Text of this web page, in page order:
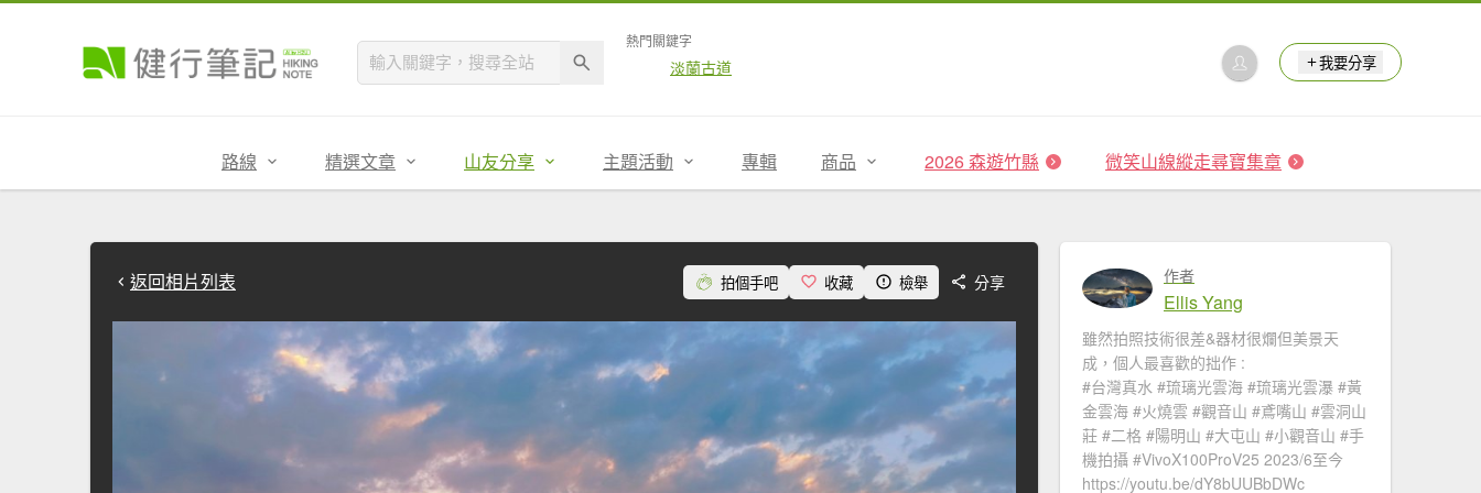
熱門關鍵字
淡蘭古道 我要分享
路線 精選文章 山友分享 主題活動 專輯 商品 2026 森遊竹縣 微笑山線縱走尋寶集章
返回相片列表 拍個手吧 收藏 檢舉 分享 作者
Ellis Yang
雖然拍照技術很差&器材很爛但美景天
成，個人最喜歡的拙作 :
#台灣真水 #琉璃光雲海​ #琉璃光雲瀑​​ #黃
金雲海 #火燒雲​ #觀音山​ #鳶嘴山 #雲洞山
莊 #二格​ #陽明山​ #大屯山 #小觀音山 #手
機拍攝 #VivoX100ProV25 2023/6至今
https://youtu.be/dY8bUUBbDWc